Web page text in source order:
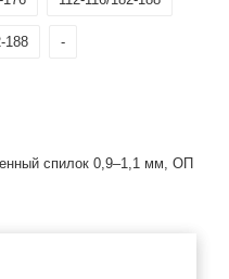
188 -
спилок 0,9–1,1 мм, ОП